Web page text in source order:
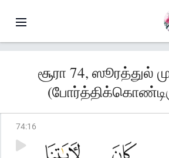
சூரா 74, ஸூரத்துல்
74:16